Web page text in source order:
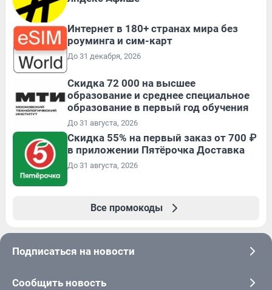
Интернет в 180+ странах мира без
роуминга и сим-карт
До 31 декабря, 2026
Скидка 72 000 на высшее
образование и среднее специальное
образование в первый год обучения
До 31 августа, 2026
Скидка 55% на первый заказ от 700 ₽
в приложении Пятёрочка Доставка
До 31 августа, 2026
Все промокоды
Подписаться на новости
Сообщить новость